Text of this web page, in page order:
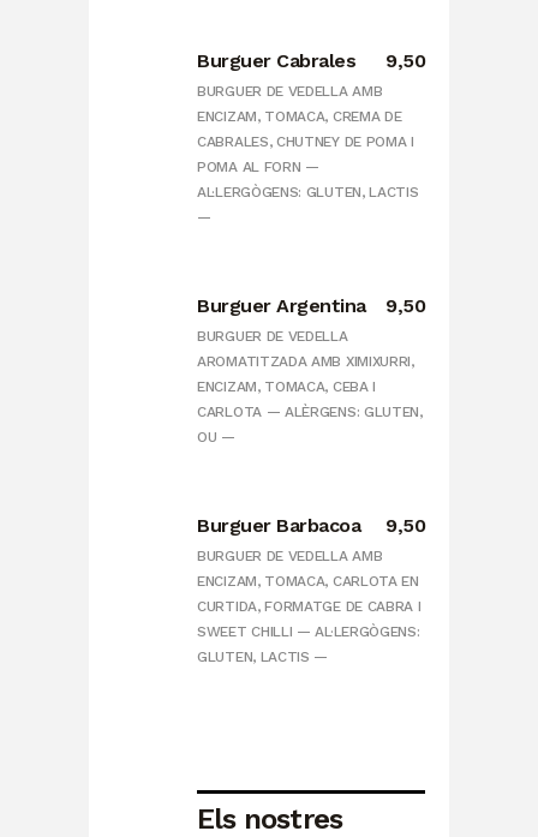
Burguer Cabrales 9,50
BURGUER DE VEDELLA AMB
ENCIZAM, TOMACA, CREMA DE
CABRALES, CHUTNEY DE POMA I
POMA AL FORN —
AL·LERGÒGENS: GLUTEN, LACTIS
—
Burguer Argentina 9,50
BURGUER DE VEDELLA
AROMATITZADA AMB XIMIXURRI,
ENCIZAM, TOMACA, CEBA I
CARLOTA — ALÈRGENS: GLUTEN,
OU —
Burguer Barbacoa 9,50
BURGUER DE VEDELLA AMB
ENCIZAM, TOMACA, CARLOTA EN
CURTIDA, FORMATGE DE CABRA I
SWEET CHILLI — AL·LERGÒGENS:
GLUTEN, LACTIS —
Els nostres